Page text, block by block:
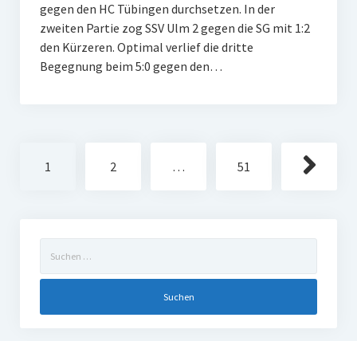
gegen den HC Tübingen durchsetzen. In der
zweiten Partie zog SSV Ulm 2 gegen die SG mit 1:2
den Kürzeren. Optimal verlief die dritte
Begegnung beim 5:0 gegen den…
1 2 … 51
nach: